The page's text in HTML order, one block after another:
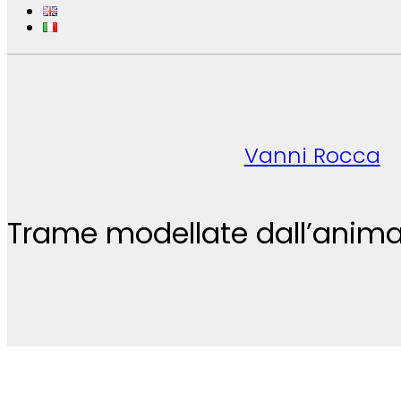
Vanni Rocca
Trame modellate